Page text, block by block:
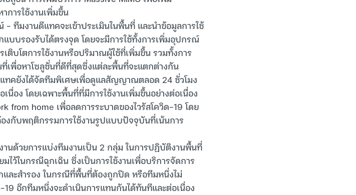
การใช้งานเพิ่มขึ้น
ทีมงานดีแทคจะเข้าประเมินในพื้นที่ และนำข้อมูลการใช้
แบบรองรับได้ตรงจุด โดยจะมีการใช้ทั้งการเพิ่มอุปกรณ์
บโตการใช้งานหรือปริมาณผู้ใช้ที่เพิ่มขึ้น รวมทั้งการ
เพื่อหาโซลูชั่นที่ดีที่สุดซึ่งแต่ละพื้นที่จะแตกต่างกัน
ทคยังได้จัดทีมพิเศษเพื่อดูแลสัญญาณตลอด 24 ชั่วโมง
นื่อง โดยเฉพาะพื้นที่ที่มีการใช้งานเพิ่มขึ้นอย่างต่อเนื่อง
from home เพื่อลดการระบาดของไวรัสโควิด-19 โดย
กับพฤติกรรมการใช้งานรูปแบบปัจจุบันที่เน้นการ
นด้วยการแบ่งทีมงานเป็น 2 กลุ่ม ในการปฏิบัติงานพื้นที่
ไว้ในกรณีฉุกเฉิน ซึ่งเป็นการใช้งานเพื่อบริการจัดการ
ะสำรอง ในกรณีที่พื้นที่ต้องถูกปิด หรือทีมหนึ่งไม่
อีกทีมหนึ่งจะดำเนินการแทนกันได้ทันทีและต่อเนื่อง